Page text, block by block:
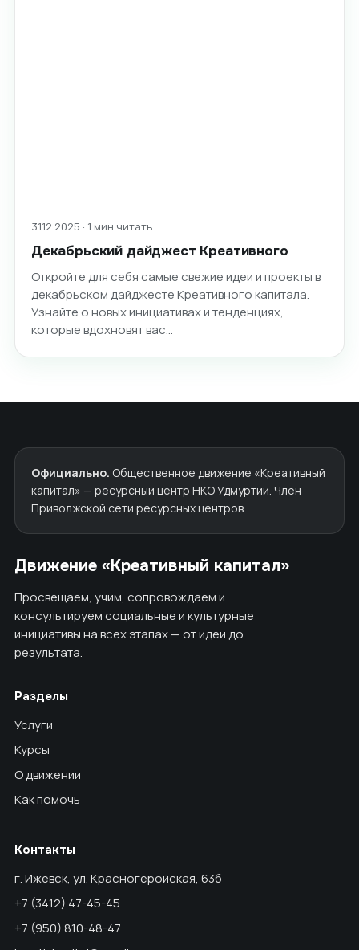
31.12.2025 · 1 мин читать
Декабрьский дайджест Креативного
Откройте для себя самые свежие идеи и проекты в
декабрьском дайджесте Креативного капитала.
Узнайте о новых инициативах и тенденциях,
которые вдохновят вас…
Официально. Общественное движение «Креативный
капитал» — ресурсный центр НКО Удмуртии. Член
Приволжской сети ресурсных центров.
Движение «Креативный капитал»
Просвещаем, учим, сопровождаем и
консультируем социальные и культурные
инициативы на всех этапах — от идеи до
результата.
Разделы
Услуги
Курсы
О движении
Как помочь
Контакты
г. Ижевск, ул. Красногеройская, 63б
+7 (3412) 47-45-45
+7 (950) 810-48-47